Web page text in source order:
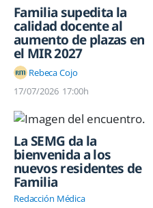
Familia supedita la
calidad docente al
aumento de plazas en
el MIR 2027
Rebeca Cojo
17/07/2026 17:00h
La SEMG da la
bienvenida a los
nuevos residentes de
Familia
Redacción Médica